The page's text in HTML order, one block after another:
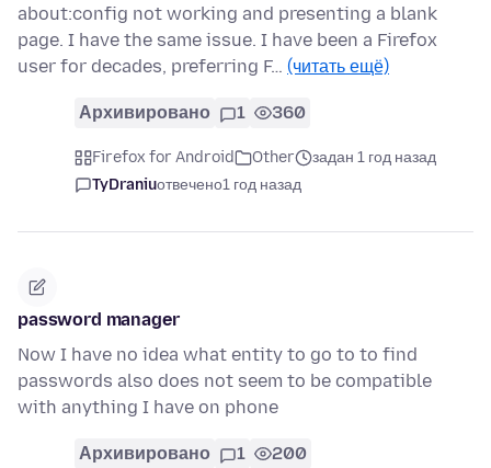
about:config not working and presenting a blank
page. I have the same issue. I have been a Firefox
user for decades, preferring F… (читать ещё)
Архивировано 1 360
Firefox for Android Other
задан 1 год назад
TyDraniuотвечено1 год назад
password manager
Now I have no idea what entity to go to to find
passwords also does not seem to be compatible
with anything I have on phone
Архивировано 1 200